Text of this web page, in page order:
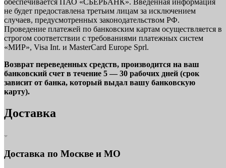
не будет предоставлена третьим лицам за исключением
случаев, предусмотренных законодательством РФ.
Проведение платежей по банковским картам осуществляется в
строгом соответствии с требованиями платежных систем
«МИР», Visa Int. и MasterCard Europe Sprl.
Возврат переведенных средств, производится на ваш
банковский счет в течение 5 — 30 рабочих дней (срок
зависит от банка, который выдал вашу банковскую
карту).
Доставка
Доставка по Москве и МО